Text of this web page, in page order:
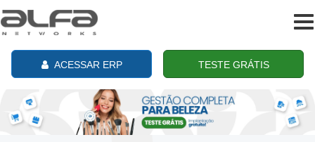
ACESSAR ERP TESTE GRÁTIS